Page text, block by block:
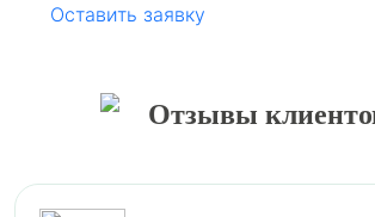
масло растительное
Оставить заявку
Отзывы